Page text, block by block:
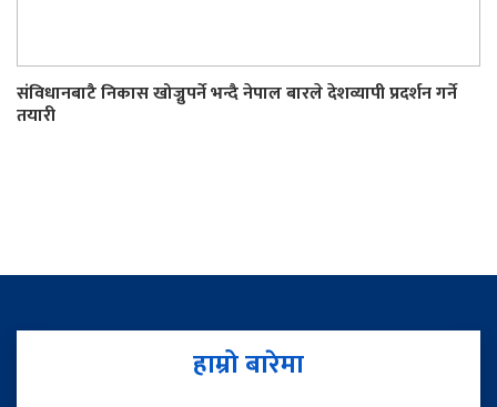
संविधानबाटै निकास खोज्नुपर्ने भन्दै नेपाल बारले देशव्यापी प्रदर्शन गर्ने
तयारी
हाम्रो बारेमा